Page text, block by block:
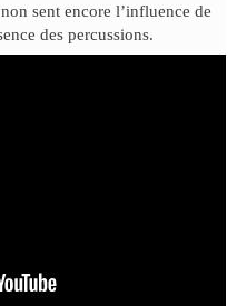
sent encore l’influence de
des percussions.